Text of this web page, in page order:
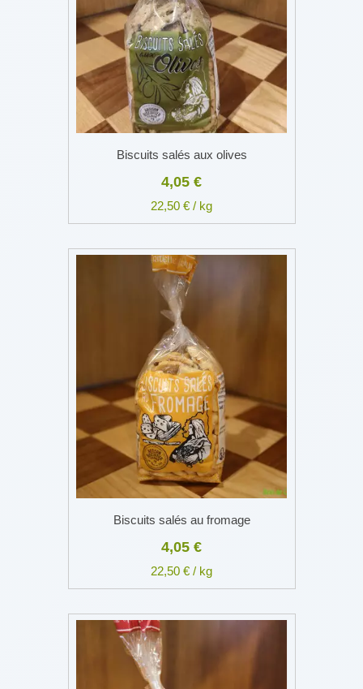
Biscuits salés aux olives
4,05 €
22,50 € / kg
Biscuits salés au fromage
4,05 €
22,50 € / kg